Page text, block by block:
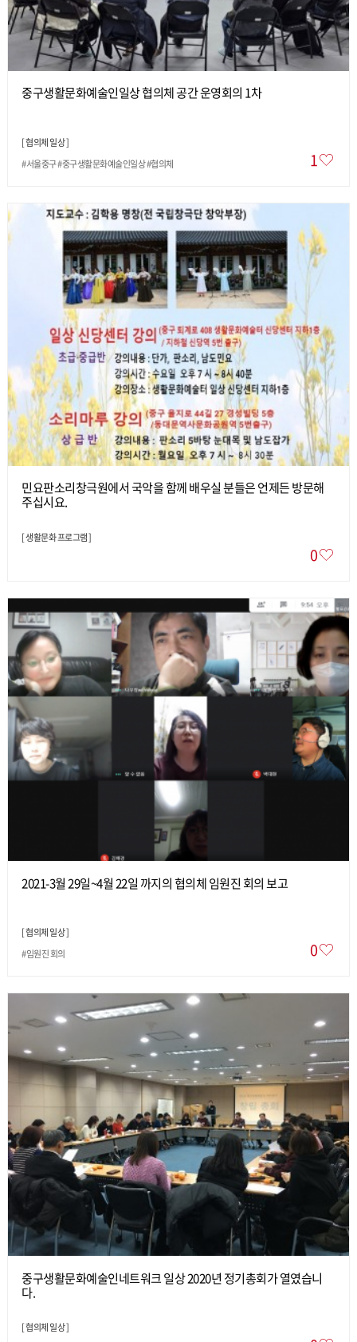
중구생활문화예술인일상 협의체 공간 운영회의 1차
[협의체 일상]
#서울중구 #중구생활문화예술인일상 #협의체
1
민요판소리창극원에서 국악을 함께 배우실 분들은 언제든 방문해
주십시요.
[생활문화 프로그램]
0
2021-3월 29일~4월 22일 까지의 협의체 임원진 회의 보고
[협의체 일상]
#임원진 회의
0
중구생활문화예술인네트워크 일상 2020년 정기총회가 열였습니
다.
[협의체 일상]